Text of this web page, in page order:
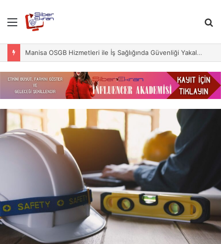
Menu
Manisa OSGB Hizmetleri ile İş Sağlığında Güvenliği Yakalayın